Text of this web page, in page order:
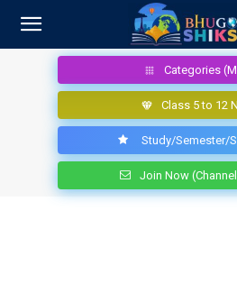
Categories
Class 5 to 12
Study/Semester/
Join Now